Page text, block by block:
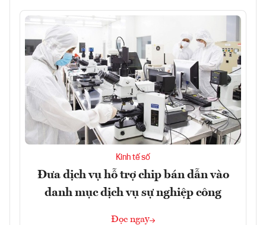
Kinh tế số
Đưa dịch vụ hỗ trợ chip bán dẫn vào
danh mục dịch vụ sự nghiệp công
Đọc ngay